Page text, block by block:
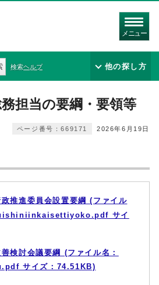
メニュー
検索ヘルプ 他の探し方
担当の要綱・要領等
2026年6月19日
ページ番号：669171
推進委員会設置要綱 (ファイル
サイ
検討会議要綱 (ファイル名：
サイズ：74.51KB)